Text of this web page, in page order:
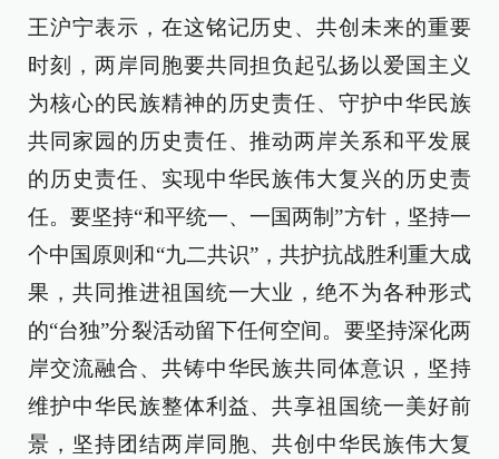
王沪宁表示，在这铭记历史、共创未来的重要
时刻，两岸同胞要共同担负起弘扬以爱国主义
为核心的民族精神的历史责任、守护中华民族
共同家园的历史责任、推动两岸关系和平发展
的历史责任、实现中华民族伟大复兴的历史责
任。要坚持“和平统一、一国两制”方针，坚持一
个中国原则和“九二共识”，共护抗战胜利重大成
果，共同推进祖国统一大业，绝不为各种形式
的“台独”分裂活动留下任何空间。要坚持深化两
岸交流融合、共铸中华民族共同体意识，坚持
维护中华民族整体利益、共享祖国统一美好前
景，坚持团结两岸同胞、共创中华民族伟大复